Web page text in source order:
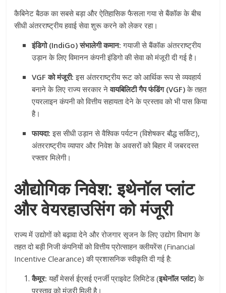
कैबिनेट बैठक का सबसे बड़ा और ऐतिहासिक फैसला गया से बैंकॉक के बीच
सीधी अंतरराष्ट्रीय हवाई सेवा शुरू करने को लेकर रहा।
इंडिगो (IndiGo) संभालेगी कमान: गयाजी से बैंकॉक अंतरराष्ट्रीय
उड़ान के लिए विमानन कंपनी इंडिगो की सेवा को मंजूरी दी गई है।
VGF को मंजूरी: इस अंतरराष्ट्रीय रूट को आर्थिक रूप से व्यवहार्य
बनाने के लिए राज्य सरकार नेवायबिलिटी गैप फंडिंग (VGF)के तहत
एयरलाइन कंपनी को वित्तीय सहायता देने के प्रस्ताव को भी पास किया
है।
फायदा: इस सीधी उड़ान से वैश्विक पर्यटन (विशेषकर बौद्ध सर्किट),
अंतरराष्ट्रीय व्यापार और निवेश के अवसरों को बिहार में जबरदस्त
रफ्तार मिलेगी।
औद्योगिक निवेश: इथेनॉल प्लांट
और वेयरहाउसिंग को मंजूरी
राज्य में उद्योगों को बढ़ावा देने और रोजगार सृजन के लिए उद्योग विभाग के
तहत दो बड़ी निजी कंपनियों को वित्तीय प्रोत्साहन क्लीयरेंस (Financial
Incentive Clearance) की प्रशासनिक स्वीकृति दी गई है:
कैमूर: यहाँ मेसर्स ईएसई एनर्जी प्राइवेट लिमिटेड (इथेनॉल प्लांट) के
प्रस्ताव को मंजूरी मिली है।